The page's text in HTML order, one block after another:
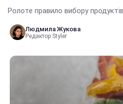
Pолоте правило вибору продуктів
Людмила Жукова
Редактор Styler